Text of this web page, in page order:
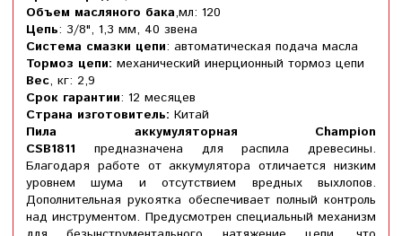
Объем масляного бака,мл: 120
Цепь: 3/8", 1,3 мм, 40 звена
Система смазки цепи: автоматическая подача масла
Тормоз цепи: механический инерционный тормоз цепи
Вес, кг: 2,9
Срок гарантии: 12 месяцев
Страна изготовитель: Китай
Пила аккумуляторная Champion
CSB1811
предназначена для распила древесины.
Благодаря работе от аккумулятора отличается низким
уровнем шума и отсутствием вредных выхлопов.
Дополнительная рукоятка обеспечивает полный контроль
над инструментом. Предусмотрен специальный механизм